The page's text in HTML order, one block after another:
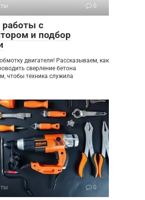
0
работы с
и подбор
двигателя! Рассказываем, как
сверление бетона
чтобы техника служила
0